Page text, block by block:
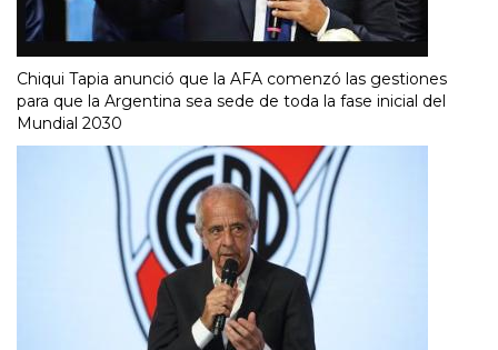
Chiqui Tapia anunció que la AFA comenzó las gestiones
para que la Argentina sea sede de toda la fase inicial del
Mundial 2030